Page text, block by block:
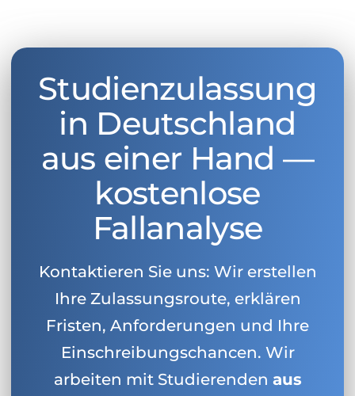
Studienzulassung
in Deutschland
aus einer Hand —
kostenlose
Fallanalyse
Kontaktieren Sie uns: Wir erstellen
Ihre Zulassungsroute, erklären
Fristen, Anforderungen und Ihre
Einschreibungschancen. Wir
arbeiten mit Studierenden aus